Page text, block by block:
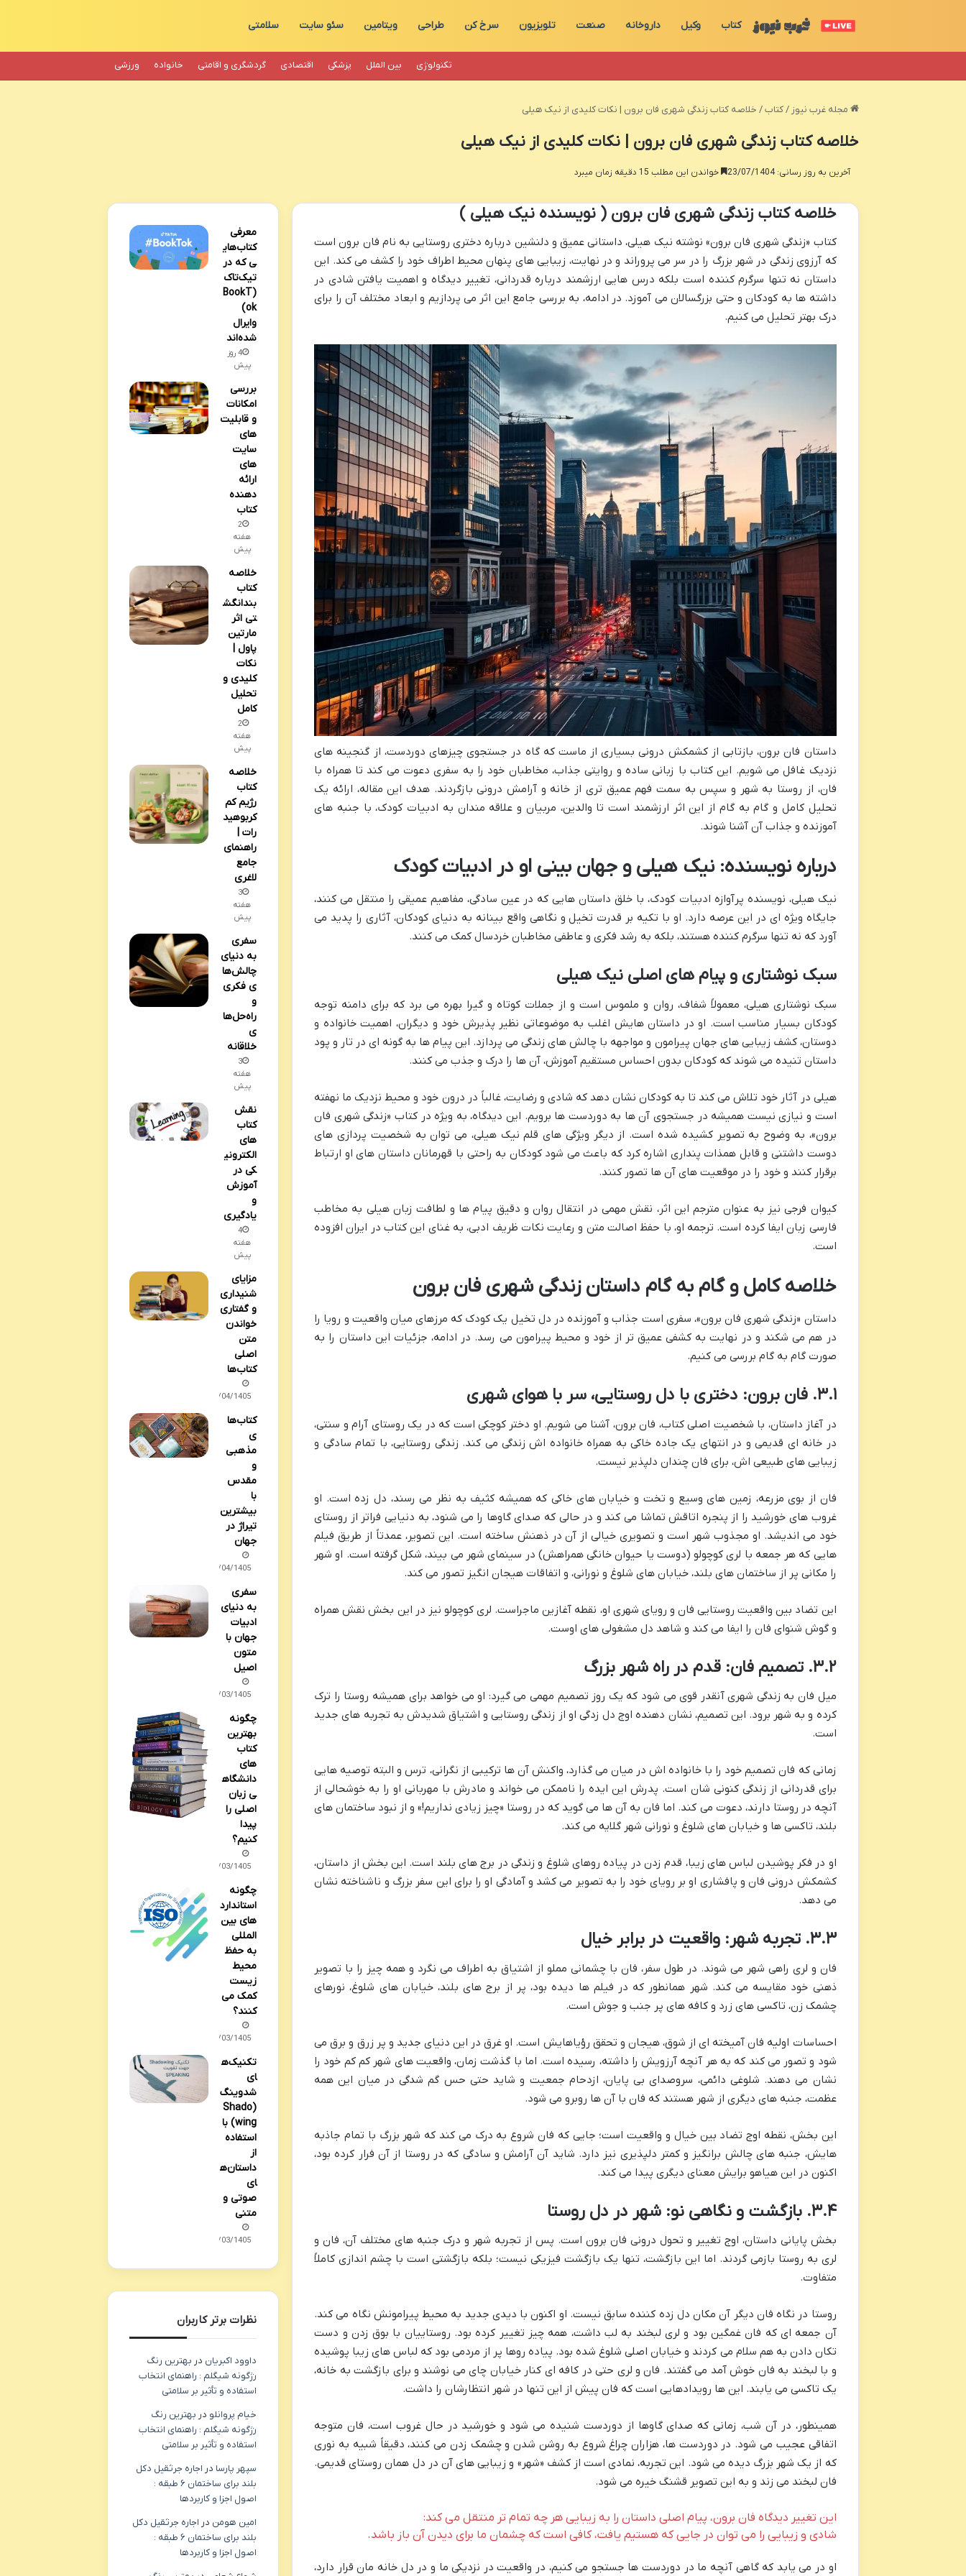
کتاب وکیل داروخانه صنعت تلویزیون سرخ کن طراحی ویتامین سئو سایت سلامتی
تکنولوژی بین الملل پزشکی اقتصادی گردشگری و اقامتی خانواده ورزشی
مجله غرب نیوز / کتاب / خلاصه کتاب زندگی شهری فان برون | نکات کلیدی از نیک هیلی
خلاصه کتاب زندگی شهری فان برون | نکات کلیدی از نیک هیلی
آخرین به روز رسانی: 23/07/1404 خواندن این مطلب 15 دقیقه زمان میبرد
خلاصه کتاب زندگی شهری فان برون ( نویسنده نیک هیلی )
کتاب «زندگی شهری فان برون» نوشته نیک هیلی، داستانی عمیق و دلنشین درباره دختری روستایی به نام فان برون است
که آرزوی زندگی در شهر بزرگ را در سر می پروراند و در نهایت، زیبایی های پنهان محیط اطراف خود را کشف می کند. این
داستان نه تنها سرگرم کننده است بلکه درس هایی ارزشمند درباره قدردانی، تغییر دیدگاه و اهمیت یافتن شادی در
داشته ها به کودکان و حتی بزرگسالان می آموزد. در ادامه، به بررسی جامع این اثر می پردازیم و ابعاد مختلف آن را برای
درک بهتر تحلیل می کنیم.
داستان فان برون، بازتابی از کشمکش درونی بسیاری از ماست که گاه در جستجوی چیزهای دوردست، از گنجینه های
نزدیک غافل می شویم. این کتاب با زبانی ساده و روایتی جذاب، مخاطبان خود را به سفری دعوت می کند تا همراه با
فان، از روستا به شهر و سپس به سمت فهم عمیق تری از خانه و آرامش درونی بازگردند. هدف این مقاله، ارائه یک
تحلیل کامل و گام به گام از این اثر ارزشمند است تا والدین، مربیان و علاقه مندان به ادبیات کودک، با جنبه های
آموزنده و جذاب آن آشنا شوند.
درباره نویسنده: نیک هیلی و جهان بینی او در ادبیات کودک
نیک هیلی، نویسنده پرآوازه ادبیات کودک، با خلق داستان هایی که در عین سادگی، مفاهیم عمیقی را منتقل می کنند،
جایگاه ویژه ای در این عرصه دارد. او با تکیه بر قدرت تخیل و نگاهی واقع بینانه به دنیای کودکان، آثاری را پدید می
آورد که نه تنها سرگرم کننده هستند، بلکه به رشد فکری و عاطفی مخاطبان خردسال کمک می کنند.
سبک نوشتاری و پیام های اصلی نیک هیلی
سبک نوشتاری هیلی، معمولاً شفاف، روان و ملموس است و از جملات کوتاه و گیرا بهره می برد که برای دامنه توجه
کودکان بسیار مناسب است. او در داستان هایش اغلب به موضوعاتی نظیر پذیرش خود و دیگران، اهمیت خانواده و
دوستان، کشف زیبایی های جهان پیرامون و مواجهه با چالش های زندگی می پردازد. این پیام ها به گونه ای در تار و پود
داستان تنیده می شوند که کودکان بدون احساس مستقیم آموزش، آن ها را درک و جذب می کنند.
هیلی در آثار خود تلاش می کند تا به کودکان نشان دهد که شادی و رضایت، غالباً در درون خود و محیط نزدیک ما نهفته
است و نیازی نیست همیشه در جستجوی آن ها به دوردست ها برویم. این دیدگاه، به ویژه در کتاب «زندگی شهری فان
برون»، به وضوح به تصویر کشیده شده است. از دیگر ویژگی های قلم نیک هیلی، می توان به شخصیت پردازی های
دوست داشتنی و قابل همذات پنداری اشاره کرد که باعث می شود کودکان به راحتی با قهرمانان داستان های او ارتباط
برقرار کنند و خود را در موقعیت های آن ها تصور کنند.
کیوان فرجی نیز به عنوان مترجم این اثر، نقش مهمی در انتقال روان و دقیق پیام ها و لطافت زبان هیلی به مخاطب
فارسی زبان ایفا کرده است. ترجمه او، با حفظ اصالت متن و رعایت نکات ظریف ادبی، به غنای این کتاب در ایران افزوده
است.
خلاصه کامل و گام به گام داستان زندگی شهری فان برون
داستان «زندگی شهری فان برون»، سفری است جذاب و آموزنده در دل تخیل یک کودک که مرزهای میان واقعیت و رویا را
در هم می شکند و در نهایت به کشفی عمیق تر از خود و محیط پیرامون می رسد. در ادامه، جزئیات این داستان را به
صورت گام به گام بررسی می کنیم.
۳.۱. فان برون: دختری با دل روستایی، سر با هوای شهری
در آغاز داستان، با شخصیت اصلی کتاب، فان برون، آشنا می شویم. او دختر کوچکی است که در یک روستای آرام و سنتی،
در خانه ای قدیمی و در انتهای یک جاده خاکی به همراه خانواده اش زندگی می کند. زندگی روستایی، با تمام سادگی و
زیبایی های طبیعی اش، برای فان چندان دلپذیر نیست.
فان از بوی مزرعه، زمین های وسیع و تخت و خیابان های خاکی که همیشه کثیف به نظر می رسند، دل زده است. او
غروب های خورشید را از پنجره اتاقش تماشا می کند و در حالی که صدای گاوها را می شنود، به دنیایی فراتر از روستای
خود می اندیشد. او مجذوب شهر است و تصویری خیالی از آن در ذهنش ساخته است. این تصویر، عمدتاً از طریق فیلم
هایی که هر جمعه با لری کوچولو (دوست یا حیوان خانگی همراهش) در سینمای شهر می بیند، شکل گرفته است. او شهر
را مکانی پر از ساختمان های بلند، خیابان های شلوغ و نورانی، و اتفاقات هیجان انگیز تصور می کند.
این تضاد بین واقعیت روستایی فان و رویای شهری او، نقطه آغازین ماجراست. لری کوچولو نیز در این بخش نقش همراه
و گوش شنوای فان را ایفا می کند و شاهد دل مشغولی های اوست.
۳.۲. تصمیم فان: قدم در راه شهر بزرگ
میل فان به زندگی شهری آنقدر قوی می شود که یک روز تصمیم مهمی می گیرد: او می خواهد برای همیشه روستا را ترک
کرده و به شهر برود. این تصمیم، نشان دهنده اوج دل زدگی او از زندگی روستایی و اشتیاق شدیدش به تجربه های جدید
است.
زمانی که فان تصمیم خود را با خانواده اش در میان می گذارد، واکنش آن ها ترکیبی از نگرانی، ترس و البته توصیه هایی
برای قدردانی از زندگی کنونی شان است. پدرش این ایده را ناممکن می خواند و مادرش با مهربانی او را به خوشحالی از
آنچه در روستا دارند، دعوت می کند. اما فان به آن ها می گوید که در روستا «چیز زیادی نداریم!» و از نبود ساختمان های
بلند، تاکسی ها و خیابان های شلوغ و نورانی شهر گلایه می کند.
او در فکر پوشیدن لباس های زیبا، قدم زدن در پیاده روهای شلوغ و زندگی در برج های بلند است. این بخش از داستان،
کشمکش درونی فان و پافشاری او بر رویای خود را به تصویر می کشد و آمادگی او را برای این سفر بزرگ و ناشناخته نشان
می دهد.
۳.۳. تجربه شهر: واقعیت در برابر خیال
فان و لری راهی شهر می شوند. در طول سفر، فان با چشمانی مملو از اشتیاق به اطراف می نگرد و همه چیز را با تصویر
ذهنی خود مقایسه می کند. شهر همانطور که در فیلم ها دیده بود، پر از برج های بلند، خیابان های شلوغ، نورهای
چشمک زن، تاکسی های زرد و کافه های پر جنب و جوش است.
احساسات اولیه فان آمیخته ای از شوق، هیجان و تحقق رؤیاهایش است. او غرق در این دنیای جدید و پر زرق و برق می
شود و تصور می کند که به هر آنچه آرزویش را داشته، رسیده است. اما با گذشت زمان، واقعیت های شهر کم کم خود را
نشان می دهند. شلوغی دائمی، سروصدای بی پایان، ازدحام جمعیت و شاید حتی حس گم شدگی در میان این همه
عظمت، جنبه های دیگری از شهر هستند که فان با آن ها روبرو می شود.
این بخش، نقطه اوج تضاد بین خیال و واقعیت است؛ جایی که فان شروع به درک می کند که شهر بزرگ با تمام جاذبه
هایش، جنبه های چالش برانگیز و کمتر دلپذیری نیز دارد. شاید آن آرامش و سادگی که در روستا از آن فرار کرده بود،
اکنون در این هیاهو برایش معنای دیگری پیدا می کند.
۳.۴. بازگشت و نگاهی نو: شهر در دل روستا
بخش پایانی داستان، اوج تغییر و تحول درونی فان برون است. پس از تجربه شهر و درک جنبه های مختلف آن، فان و
لری به روستا بازمی گردند. اما این بازگشت، تنها یک بازگشت فیزیکی نیست؛ بلکه بازگشتی است با چشم اندازی کاملاً
متفاوت.
روستا در نگاه فان دیگر آن مکان دل زده کننده سابق نیست. او اکنون با دیدی جدید به محیط پیرامونش نگاه می کند.
آن جمعه ای که فان غمگین بود و لری لبخند به لب داشت، همه چیز تغییر کرده بود. روستاییان با بوق زدن و دست
تکان دادن به هم سلام می کردند و خیابان اصلی شلوغ شده بود. پیاده روها پر از مردمی بود که لباس های زیبا پوشیده
و با لبخند به فان خوش آمد می گفتند. فان و لری حتی در کافه ای کنار خیابان چای می نوشند و برای بازگشت به خانه،
یک تاکسی می یابند. این ها رویدادهایی است که فان پیش از این تنها در شهر انتظارشان را داشت.
همینطور، در آن شب، زمانی که صدای گاوها از دوردست شنیده می شود و خورشید در حال غروب است، فان متوجه
اتفاقی عجیب می شود. در دوردست ها، هزاران چراغ شروع به روشن شدن و چشمک زدن می کنند، دقیقاً شبیه به نوری
که از یک شهر بزرگ دیده می شود. این تجربه، نمادی است از کشف «شهر» و زیبایی های آن در دل همان روستای قدیمی.
فان لبخند می زند و به این تصویر قشنگ خیره می شود.
این تغییر دیدگاه فان برون، پیام اصلی داستان را به زیبایی هر چه تمام تر منتقل می کند:
شادی و زیبایی را می توان در جایی که هستیم یافت، کافی است که چشمان ما برای دیدن آن باز باشد.
او در می یابد که گاهی آنچه ما در دوردست ها جستجو می کنیم، در واقعیت در نزدیکی ما و در دل خانه مان قرار دارد،
معرفی
کتاب‌های
ی که در
تیک‌تاک
(BookT
ok)
وایرال
شده‌اند
4 روز
پیش
بررسی
امکانات
و قابلیت
های
سایت
های
ارائه
دهنده
کتاب
2
هفته
پیش
خلاصه
کتاب
بندانگش
تی اثر
مارتین
پاول |
نکات
کلیدی و
تحلیل
کامل
2
هفته
پیش
خلاصه
کتاب
رژیم کم
کربوهید
رات |
راهنمای
جامع
لاغری
3
هفته
پیش
سفری
به دنیای
چالش‌ها
ی فکری
و
راه‌حل‌ها
ی
خلاقانه
3
هفته
پیش
نقش
کتاب
های
الکترونی
کی در
آموزش
و
یادگیری
4
هفته
پیش
مزایای
شنیداری
و گفتاری
خواندن
متن
اصلی
کتاب‌ها
13/04/1405
کتاب‌ها
ی
مذهبی
و
مقدس
با
بیشترین
تیراژ در
جهان
06/04/1405
سفری
به دنیای
ادبیات
جهان با
متون
اصیل
31/03/1405
چگونه
بهترین
کتاب
های
دانشگاه
ی زبان
اصلی را
پیدا
کنیم؟
14/03/1405
چگونه
استاندارد
های بین
المللی
به حفظ
محیط
زیست
کمک می
کنند؟
08/03/1405
تکنیک‌ه
ای
شدوینگ
(Shado
wing) با
استفاده
از
داستان‌ه
ای
صوتی و
متنی
02/03/1405
نظرات برتر کاربران
داوود اکبریان در بهترین رنگ
رژگونه شیگلم : راهنمای انتخاب
استفاده و تأثیر بر سلامتی
خیام پروانلو در بهترین رنگ
رژگونه شیگلم : راهنمای انتخاب
استفاده و تأثیر بر سلامتی
سپهر پارسا در اجاره جرثقیل دکل
بلند برای ساختمان ۶ طبقه :
اصول اجزا و کاربردها
امین هومن در اجاره جرثقیل دکل
بلند برای ساختمان ۶ طبقه :
اصول اجزا و کاربردها